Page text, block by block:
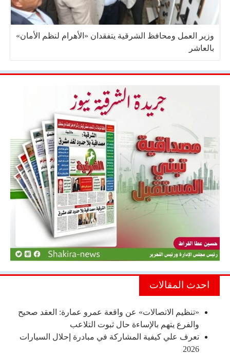
وزير العمل ومحافظ الشرقية يتفقدان «الأهرام لنظم الأمان»
بالعاشر
احدث المقالات
«تنظيم الاتصالات» عن واقعة عمرو عمارة: العقد صحيح
والفرع يتهم بالإساءة حال ثبوت التلاعب
تعرف علي كيفية المشاركة في مبادرة إحلال السيارات
2026